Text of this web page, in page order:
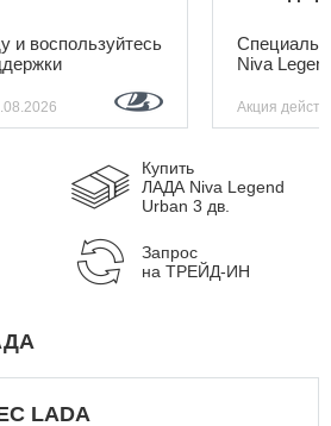
и воспользуйтесь
Niva
Акция
Купить
ЛАДА Niva Legend
Urban 3 дв.
Запрос
на ТРЕЙД-ИН
LADA